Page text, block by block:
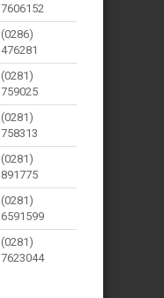
7606152
(0286)
476281
(0281)
759025
(0281)
758313
(0281)
891775
(0281)
6591599
(0281)
7623044